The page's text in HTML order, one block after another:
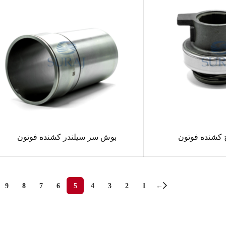
کشنده فوتون بوش سر سیلندر کشنده فوتون
←
1
2
3
4
5
6
7
8
9